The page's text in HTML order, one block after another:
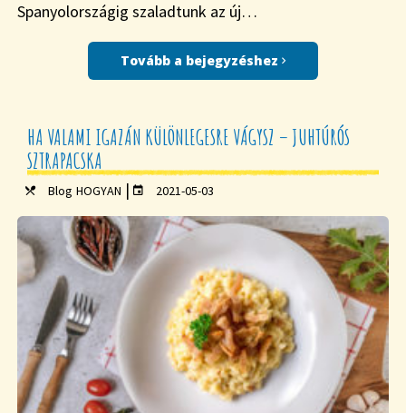
Spanyolországig szaladtunk az új…
Tovább a bejegyzéshez
HA VALAMI IGAZÁN KÜLÖNLEGESRE VÁGYSZ – JUHTÚRÓS
SZTRAPACSKA
Blog HOGYAN | 2021-05-03